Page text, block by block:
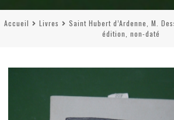
Accueil Livres
Saint Hubert d’Ardenne, M.
édition, non-daté